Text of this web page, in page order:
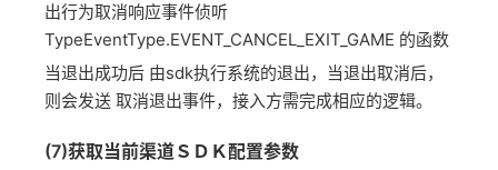
出行为取消响应事件侦听
TypeEventType.EVENT_CANCEL_EXIT_GAME 的函数
当退出成功后 由sdk执行系统的退出，当退出取消后，
则会发送 取消退出事件，接入方需完成相应的逻辑。
(7)获取当前渠道ＳＤＫ配置参数